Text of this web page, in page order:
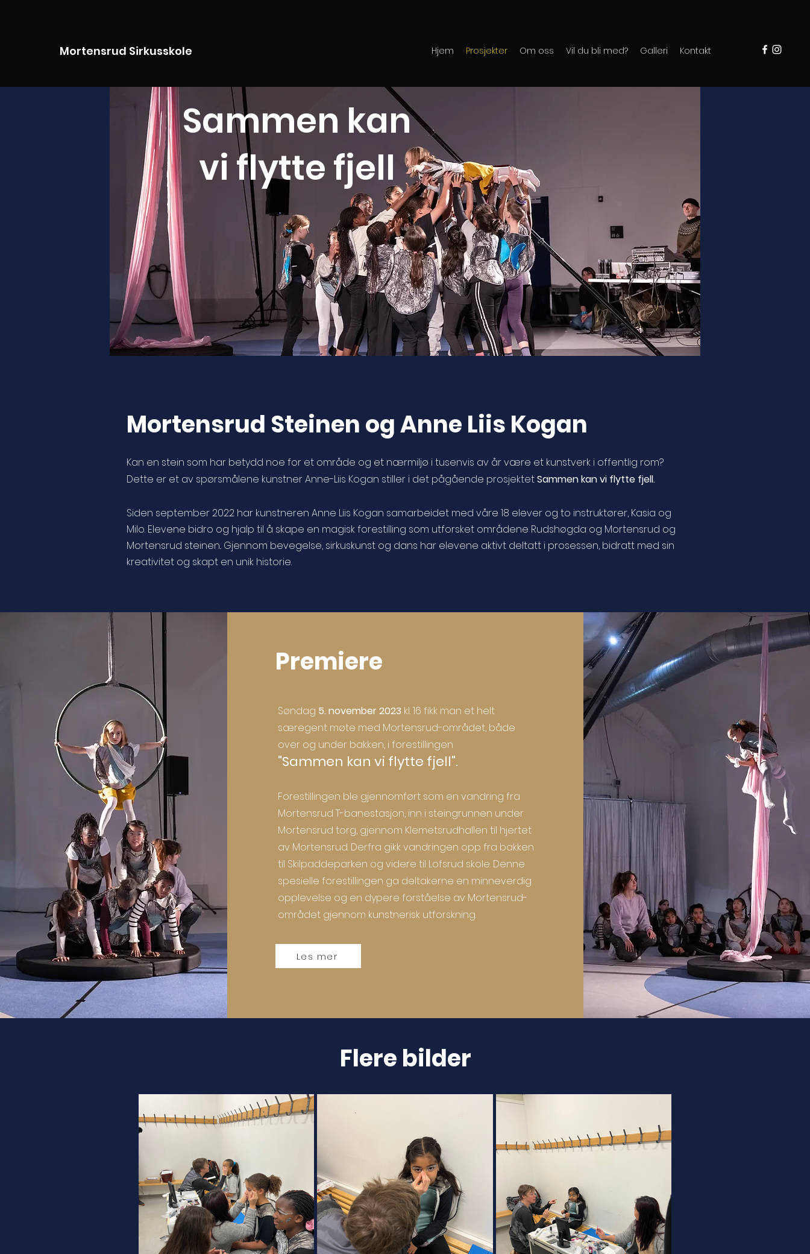
Mortensrud Sirkusskole Hjem Prosjekter Om oss Vil du bli med? Galleri Kontakt
Sammen kan
vi flytte fjell
Mortensrud Steinen og Anne Liis Kogan
Kan en stein som har betydd noe for et område og et nærmiljø i tusenvis av år være et kunstverk i offentlig rom?
Dette er et av spørsmålene kunstner Anne-Liis Kogan stiller i det pågående prosjektetSammen kan vi flytte fjell.
Siden september 2022 har kunstneren Anne Liis Kogan samarbeidet med våre 18 elever og to instruktører, Kasia og
Milo. Elevene bidro og hjalp til å skape en magisk forestilling som utforsket områdene Rudshøgda og Mortensrud og
Mortensrud steinen.. Gjennom bevegelse, sirkuskunst og dans har elevene aktivt deltatt i prosessen, bidratt med sin
kreativitet og skapt en unik historie.
Premiere
Søndag 5. november 2023 kl. 16 fikk man et helt
særegent møte med Mortensrud-området, både
over og under bakken, i forestillingen
"Sammen kan vi flytte fjell".
Forestillingen ble gjennomført som en vandring fra
Mortensrud T-banestasjon, inn i steingrunnen under
Mortensrud torg, gjennom Klemetsrudhallen til hjertet
av Mortensrud. Derfra gikk vandringen opp fra bakken
til Skilpaddeparken og videre til Lofsrud skole. Denne
spesielle forestillingen ga deltakerne en minneverdig
opplevelse og en dypere forståelse av Mortensrud-
området gjennom kunstnerisk utforskning.
Les mer
Flere bilder